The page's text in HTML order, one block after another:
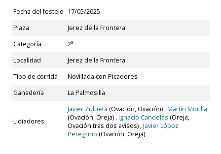
Fecha del festejo 17/05/2025
Plaza
Jerez de la Frontera
Categoría
2ª
Localidad
Jerez de la Frontera
Tipo de corrida
Novillada con Picadores
Ganadería
La Palmosilla
Lidiadores
Javier Zulueta (Ovación, Ovación) ,Martín Morilla
(Ovación, Oreja) ,Ignacio Candelas (Oreja,
Ovación tras dos avisos) ,Javier López
Peregrino (Ovación, Oreja)